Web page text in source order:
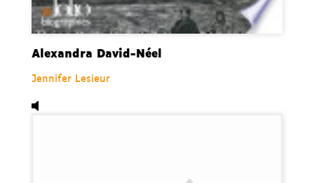
Alexandra David-Néel
Jennifer Lesieur
Audio,